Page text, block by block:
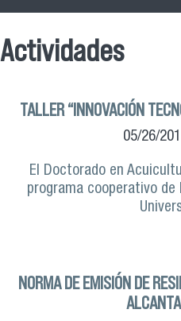
Actividades
TALLER “INNOVACIÓN
05/26/
El Doctorado en
programa cooperativo de
NORMA DE EMISIÓN DE